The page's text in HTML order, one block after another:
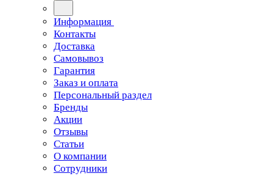
Информация
Контакты
Доставка
Самовывоз
Гарантия
Заказ и оплата
Персональный раздел
Бренды
Акции
Отзывы
Статьи
О компании
Сотрудники